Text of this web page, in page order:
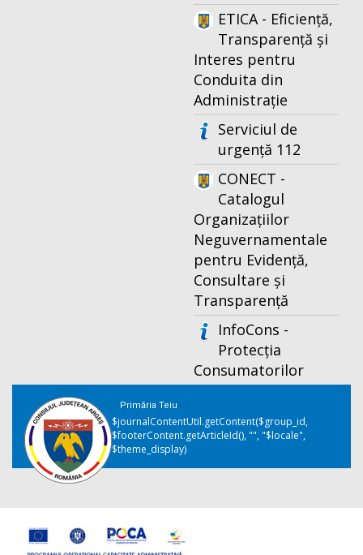
ETICA - Eficiență,
Transparență și
Interes pentru
Conduita din
Administrație
Serviciul de
urgență 112
CONECT -
Catalogul
Organizațiilor
Neguvernamentale
pentru Evidență,
Consultare și
Transparență
InfoCons -
Protecția
Consumatorilor
Primăria Teiu
$journalContentUtil.getContent($group_id,
$footerContent.getArticleId(), "", "$locale",
$theme_display)